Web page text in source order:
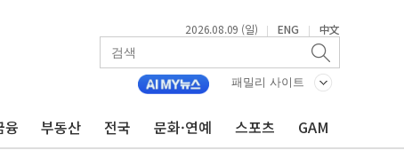
2026.08.09 (일) | ENG | 中文
패밀리 사이트
융 부동산 전국 문화·연예 스포츠 GAM
발생…작업자 1명 숨져
'철강 AI융합실증센터' 들어선다
대 숨진 채 발견...경찰, 조사 중
'1.48%p' 차 선두 유지...金 46.01% vs 鄭 44.53%